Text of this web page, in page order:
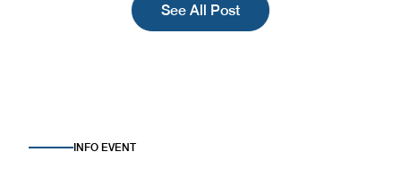
See All Post
INFO EVENT